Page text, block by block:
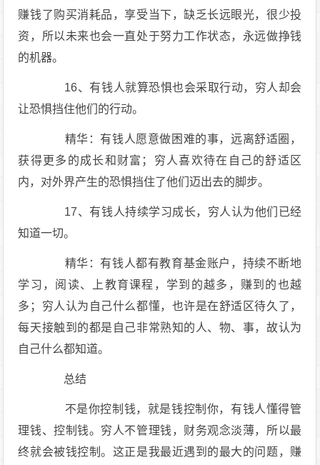
赚钱了购买消耗品，享受当下，缺乏长远眼光，很少投
资，所以未来也会一直处于努力工作状态，永远做挣钱
的机器。
16、有钱人就算恐惧也会采取行动，穷人却会
让恐惧挡住他们的行动。
精华：有钱人愿意做困难的事，远离舒适圈，
获得更多的成长和财富；穷人喜欢待在自己的舒适区
内，对外界产生的恐惧挡住了他们迈出去的脚步。
17、有钱人持续学习成长，穷人认为他们已经
知道一切。
精华：有钱人都有教育基金账户，持续不断地
学习，阅读、上教育课程，学到的越多，赚到的也越
多；穷人认为自己什么都懂，也许是在舒适区待久了，
每天接触到的都是自己非常熟知的人、物、事，故认为
自己什么都知道。
总结
不是你控制钱，就是钱控制你，有钱人懂得管
理钱、控制钱。穷人不管理钱，财务观念淡薄，所以最
终就会被钱控制。这正是我最近遇到的最大的问题，赚